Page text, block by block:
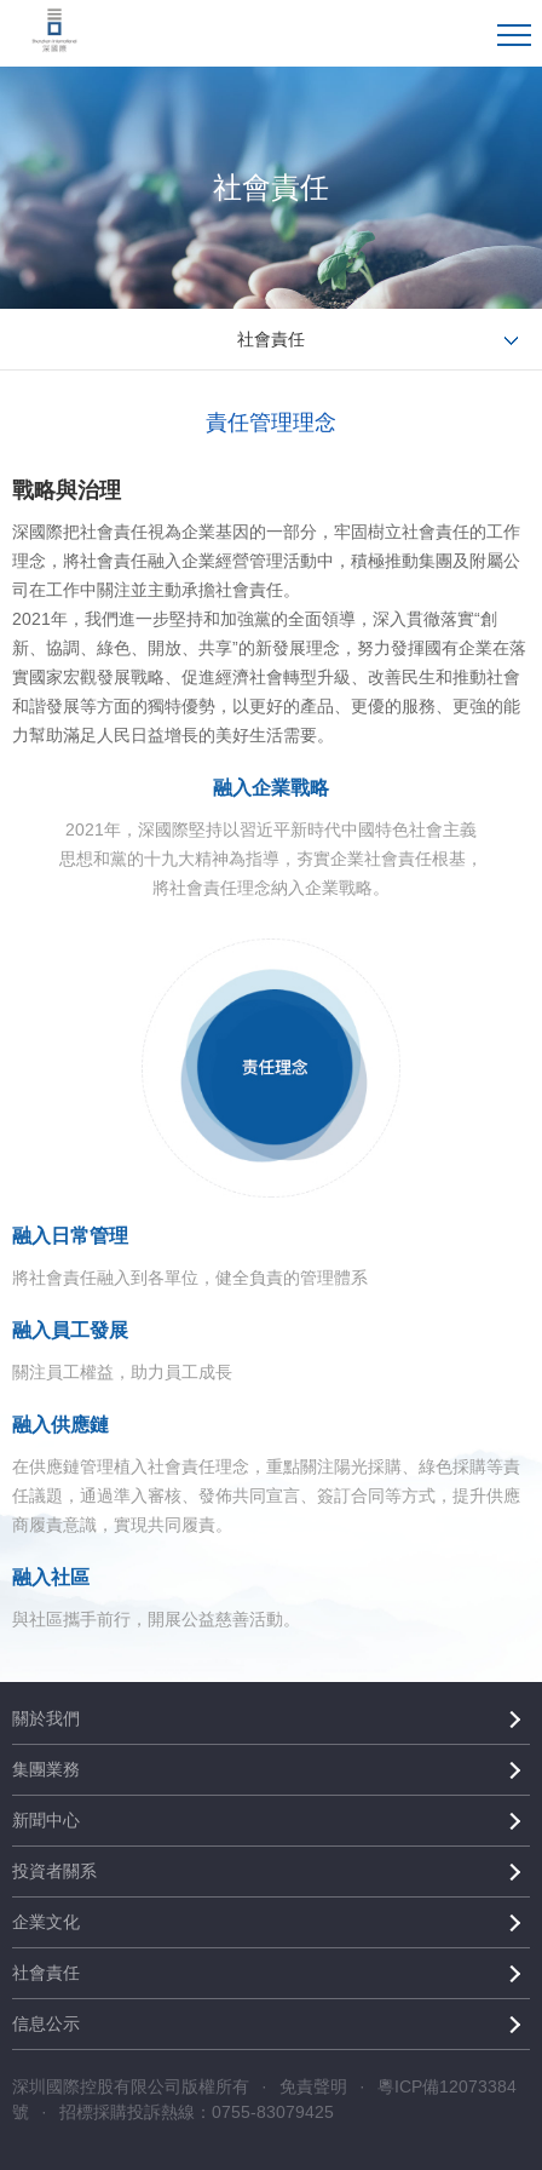
社會責任
社會責任
責任管理理念
戰略與治理
深國際把社會責任視為企業基因的一部分，牢固樹立社會責任的工作
理念，將社會責任融入企業經營管理活動中，積極推動集團及附屬公
司在工作中關注並主動承擔社會責任。
2021年，我們進一步堅持和加強黨的全面領導，深入貫徹落實“創
新、協調、綠色、開放、共享”的新發展理念，努力發揮國有企業在落
實國家宏觀發展戰略、促進經濟社會轉型升級、改善民生和推動社會
和諧發展等方面的獨特優勢，以更好的產品、更優的服務、更強的能
力幫助滿足人民日益增長的美好生活需要。
融入企業戰略
2021年，深國際堅持以習近平新時代中國特色社會主義
思想和黨的十九大精神為指導，夯實企業社會責任根基，
將社會責任理念納入企業戰略。
融入日常管理
將社會責任融入到各單位，健全負責的管理體系
融入員工發展
關注員工權益，助力員工成長
融入供應鏈
在供應鏈管理植入社會責任理念，重點關注陽光採購、綠色採購等責
任議題，通過準入審核、發佈共同宣言、簽訂合同等方式，提升供應
商履責意識，實現共同履責。
融入社區
與社區攜手前行，開展公益慈善活動。
關於我們
集團業務
新聞中心
投資者關系
企業文化
社會責任
信息公示
深圳國際控股有限公司版權所有 · 免責聲明 ·
粵ICP備12073384
號
· 招標採購投訴熱線：0755-83079425